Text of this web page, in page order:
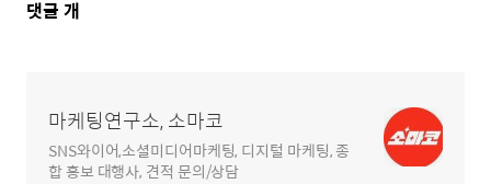
댓
댓글 개
마케팅연구소, 소마코
SNS와이어,소셜미디어마케팅, 디지털 마케팅, 종
합 홍보 대행사, 견적 문의/상담